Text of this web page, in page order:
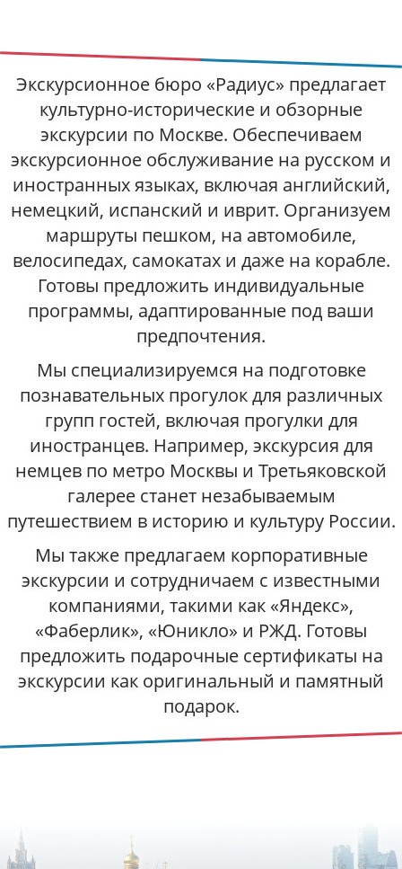
Экскурсионное бюро «Радиус» предлагает
культурно-исторические и обзорные
экскурсии по Москве. Обеспечиваем
экскурсионное обслуживание на русском и
иностранных языках, включая английский,
немецкий, испанский и иврит. Организуем
маршруты пешком, на автомобиле,
велосипедах, самокатах и даже на корабле.
Готовы предложить индивидуальные
программы, адаптированные под ваши
предпочтения.
Мы специализируемся на подготовке
познавательных прогулок для различных
групп гостей, включая прогулки для
иностранцев. Например, экскурсия для
немцев по метро Москвы и Третьяковской
галерее станет незабываемым
путешествием в историю и культуру России.
Мы также предлагаем корпоративные
экскурсии и сотрудничаем с известными
компаниями, такими как «Яндекс»,
«Фаберлик», «Юникло» и РЖД. Готовы
предложить подарочные сертификаты на
экскурсии как оригинальный и памятный
подарок.